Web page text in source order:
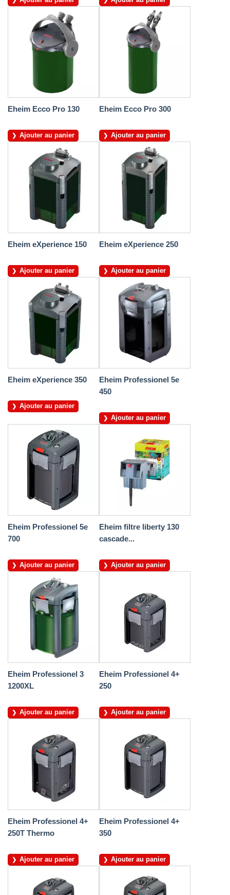
Eheim Ecco Pro 130
Ajouter au panier
Eheim Ecco Pro 300
Ajouter au panier
Eheim eXperience 150
Ajouter au panier
Eheim eXperience 250
Ajouter au panier
Eheim eXperience 350
Ajouter au panier
Eheim Professionel 5e
450
Ajouter au panier
Eheim Professionel 5e
700
Ajouter au panier
Eheim filtre liberty 130
cascade...
Ajouter au panier
Eheim Professionel 3
1200XL
Ajouter au panier
Eheim Professionel 4+
250
Ajouter au panier
Eheim Professionel 4+
250T Thermo
Ajouter au panier
Eheim Professionel 4+
350
Ajouter au panier